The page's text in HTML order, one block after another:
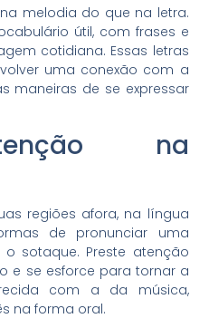
melodia do que na letra.
útil, com frases e
cotidiana. Essas letras
uma conexão com a
maneiras de se expressar
na
regiões afora, na língua
de pronunciar uma
sotaque. Preste atenção
e se esforce para tornar a
com a da música,
na forma oral.